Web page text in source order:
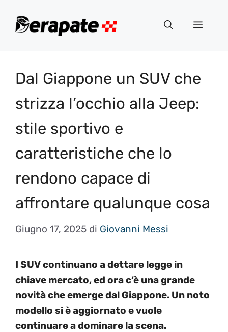
Menu
Dal Giappone un SUV che
strizza l’occhio alla Jeep:
stile sportivo e
caratteristiche che lo
rendono capace di
affrontare qualunque cosa
Giugno 17, 2025 di Giovanni Messi
I SUV continuano a dettare legge in
chiave mercato, ed ora c’è una grande
novità che emerge dal Giappone. Un noto
modello si è aggiornato e vuole
continuare a dominare la scena.